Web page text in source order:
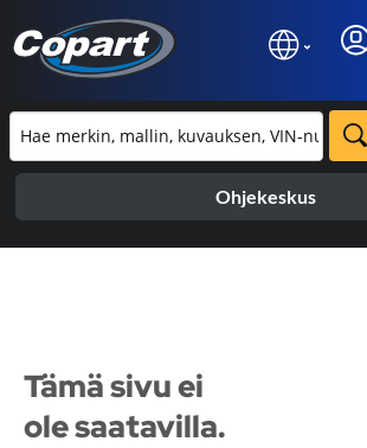
Ohjekeskus
Tämä sivu ei
ole saatavilla.